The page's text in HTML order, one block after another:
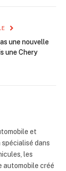
une nouvelle
une Chery
et
dans
les
automobile créé